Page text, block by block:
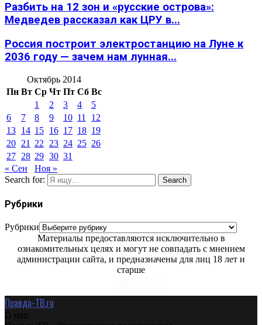
Разбить на 12 зон и «русские острова»:
Медведев рассказал как ЦРУ в...
Россия построит электростанцию на Луне к
2036 году — зачем нам лунная...
Октябрь 2014
Пн Вт Ср Чт Пт Сб Вс
1
2 3 4
5
6
7 8 9 10 11
12
13 14 15 16 17 18 19
20 21 22 23 24 25 26
27 28 29 30 31
« Сен
Ноя »
Search for:
Search
Рубрики
Рубрики
Материалы предоставляются исключительно в
ознакомительных целях и могут не совпадать с мнением
администрации сайта, и предназначены для лиц 18 лет и
старше
Правда-ТВ.ru
О нас